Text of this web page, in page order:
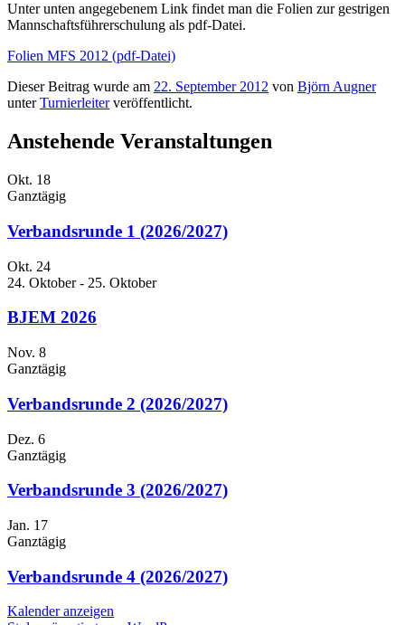
Unter unten angegebenem Link findet man die Folien zur gestrigen
Mannschaftsführerschulung als pdf-Datei.
Folien MFS 2012 (pdf-Datei)
Dieser Beitrag wurde am 22. September 2012 von Björn Augner
unterTurnierleiterveröffentlicht.
Anstehende Veranstaltungen
Okt. 18
Ganztägig
Verbandsrunde 1 (2026/2027)
Okt. 24
24. Oktober- 25. Oktober
BJEM 2026
Nov. 8
Ganztägig
Verbandsrunde 2 (2026/2027)
Dez. 6
Ganztägig
Verbandsrunde 3 (2026/2027)
Jan. 17
Ganztägig
Verbandsrunde 4 (2026/2027)
Kalender anzeigen